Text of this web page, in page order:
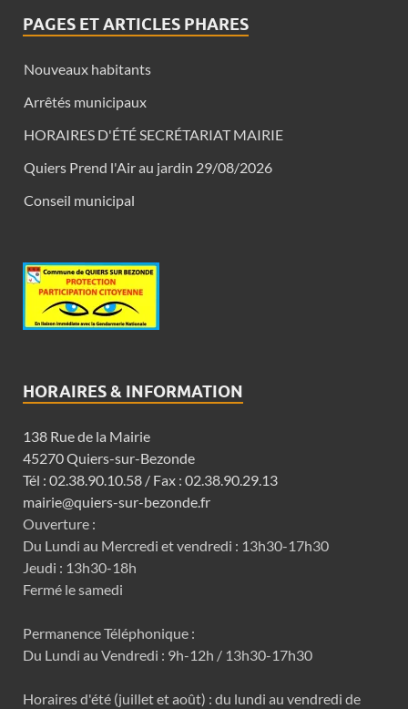
PAGES ET ARTICLES PHARES
Nouveaux habitants
Arrêtés municipaux
HORAIRES D'ÉTÉ SECRÉTARIAT MAIRIE
Quiers Prend l'Air au jardin 29/08/2026
Conseil municipal
HORAIRES & INFORMATION
138 Rue de la Mairie
45270 Quiers-sur-Bezonde
Tél : 02.38.90.10.58 / Fax : 02.38.90.29.13
mairie@quiers-sur-bezonde.fr
Ouverture :
Du Lundi au Mercredi et vendredi : 13h30-17h30
Jeudi : 13h30-18h
Fermé le samedi
Permanence Téléphonique :
Du Lundi au Vendredi : 9h-12h / 13h30-17h30
Horaires d'été (juillet et août) : du lundi au vendredi de